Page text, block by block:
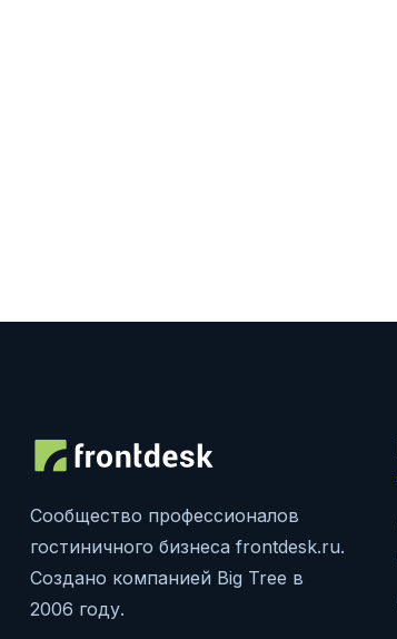
Сообщество профессионалов
гостиничного бизнеса frontdesk.ru.
Создано компанией Big Tree в
2006 году.